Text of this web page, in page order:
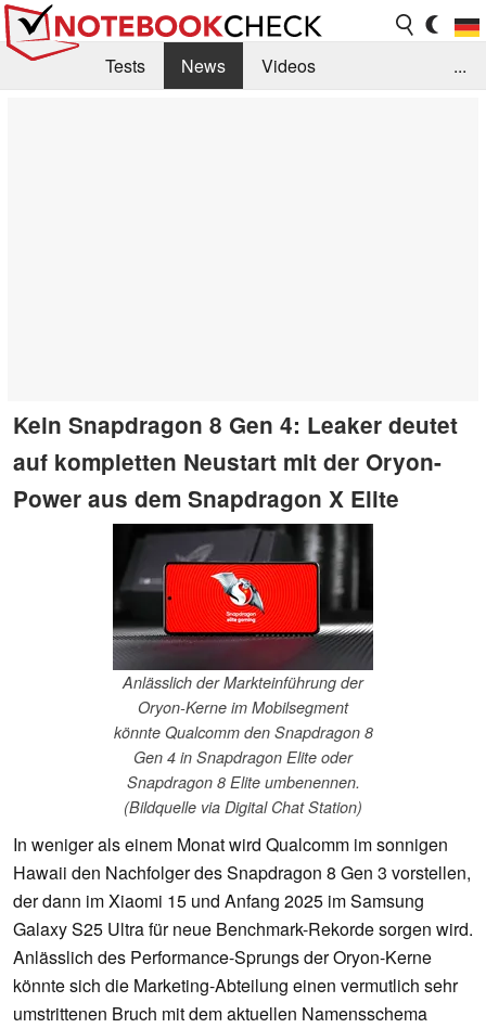
Tests News
Videos
...
Kein Snapdragon 8 Gen 4: Leaker deutet
auf kompletten Neustart mit der Oryon-
Power aus dem Snapdragon X Elite
Anlässlich der Markteinführung der
Oryon-Kerne im Mobilsegment
könnte Qualcomm den Snapdragon 8
Gen 4 in Snapdragon Elite oder
Snapdragon 8 Elite umbenennen.
(Bildquelle via Digital Chat Station)
In weniger als einem Monat wird Qualcomm im sonnigen
Hawaii den Nachfolger des Snapdragon 8 Gen 3 vorstellen,
der dann im Xiaomi 15 und Anfang 2025 im Samsung
Galaxy S25 Ultra für neue Benchmark-Rekorde sorgen wird.
Anlässlich des Performance-Sprungs der Oryon-Kerne
könnte sich die Marketing-Abteilung einen vermutlich sehr
umstrittenen Bruch mit dem aktuellen Namensschema